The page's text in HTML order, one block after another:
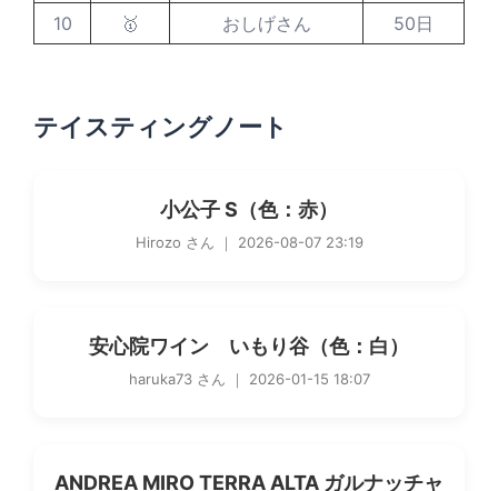
10
🥇 おしげさん 50日
テイスティングノート
小公子 S（色：赤）
Hirozo さん ｜ 2026-08-07 23:19
安心院ワイン いもり谷（色：白）
haruka73 さん ｜ 2026-01-15 18:07
ANDREA MIRO TERRA ALTA ガルナッチャ